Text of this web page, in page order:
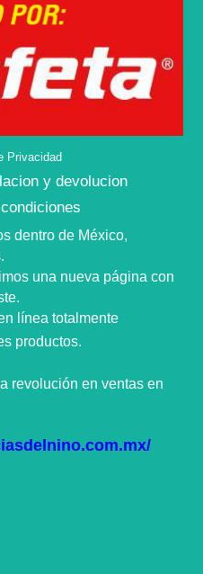
Privacidad
y devolucion
dentro de México,
una nueva página con
.
línea totalmente
productos.
revolución en ventas en